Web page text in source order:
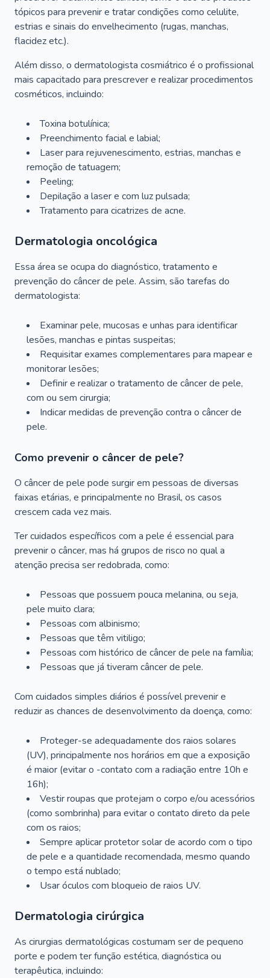
tópicos para prevenir e tratar condições como celulite,
estrias e sinais do envelhecimento (rugas, manchas,
flacidez etc.).
Além disso, o dermatologista cosmiátrico é o profissional
mais capacitado para prescrever e realizar procedimentos
cosméticos, incluindo:
Toxina botulínica;
Preenchimento facial e labial;
Laser para rejuvenescimento, estrias, manchas e
remoção de tatuagem;
Peeling;
Depilação a laser e com luz pulsada;
Tratamento para cicatrizes de acne.
Dermatologia oncológica
Essa área se ocupa do diagnóstico, tratamento e
prevenção do câncer de pele. Assim, são tarefas do
dermatologista:
Examinar pele, mucosas e unhas para identificar
lesões, manchas e pintas suspeitas;
Requisitar exames complementares para mapear e
monitorar lesões;
Definir e realizar o tratamento de câncer de pele,
com ou sem cirurgia;
Indicar medidas de prevenção contra o câncer de
pele.
Como prevenir o câncer de pele?
O câncer de pele pode surgir em pessoas de diversas
faixas etárias, e principalmente no Brasil, os casos
crescem cada vez mais.
Ter cuidados específicos com a pele é essencial para
prevenir o câncer, mas há grupos de risco no qual a
atenção precisa ser redobrada, como:
Pessoas que possuem pouca melanina, ou seja,
pele muito clara;
Pessoas com albinismo;
Pessoas que têm vitiligo;
Pessoas com histórico de câncer de pele na família;
Pessoas que já tiveram câncer de pele.
Com cuidados simples diários é possível prevenir e
reduzir as chances de desenvolvimento da doença, como:
Proteger-se adequadamente dos raios solares
(UV), principalmente nos horários em que a exposição
é maior (evitar o -contato com a radiação entre 10h e
16h);
Vestir roupas que protejam o corpo e/ou acessórios
(como sombrinha) para evitar o contato direto da pele
com os raios;
Sempre aplicar protetor solar de acordo com o tipo
de pele e a quantidade recomendada, mesmo quando
o tempo está nublado;
Usar óculos com bloqueio de raios UV.
Dermatologia cirúrgica
As cirurgias dermatológicas costumam ser de pequeno
porte e podem ter função estética, diagnóstica ou
terapêutica, incluindo: